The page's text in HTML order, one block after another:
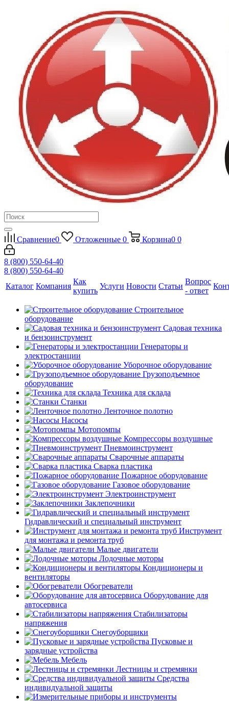
Сравнение0 Отложенные 0 Корзина0 0
8 (800) 550-64-40
8 (800) 550-64-40
Каталог Компания
Как
купить
Услуги Новости Статьи
Вопрос
- ответ
Строительное
оборудование
Садовая техника
и бензоинструмент
Генераторы и
электростанции
Уборочное оборудование
Грузоподъемное
оборудование
Техника для склада
Станки
Ленточное полотно
Насосы
Мотопомпы
Компрессоры воздушные
Пневмоинструмент
Сварочные аппараты
Сварка пластика
Пожарное оборудование
Газовое оборудование
Электроинструмент
Заклепочники
Гидравлический и специальный инструмент
Инструмент
для монтажа и ремонта труб
Малые двигатели
Лодочные моторы
Кондиционеры и
вентиляторы
Обогреватели
Оборудование для
автосервиса
Стабилизаторы
напряжения
Снегоуборщики
Пусковые и
зарядные устройства
Мебель
Лестницы и стремянки
Средства
индивидуальной защиты